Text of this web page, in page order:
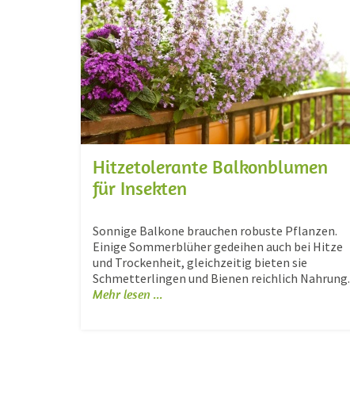
Hitzetolerante Balkonblumen
für Insekten
Sonnige Balkone brauchen robuste Pflanzen.
Einige Sommerblüher gedeihen auch bei Hitze
und Trockenheit, gleichzeitig bieten sie
Schmetterlingen und Bienen reichlich Nahrung.
Mehr lesen ...